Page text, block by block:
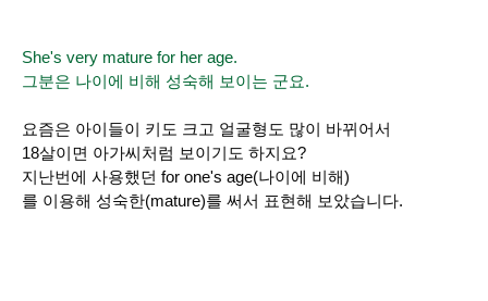
She's very mature for her age.
그분은 나이에 비해 성숙해 보이는 군요.
요즘은 아이들이 키도 크고 얼굴형도 많이 바뀌어서
18살이면 아가씨처럼 보이기도 하지요?
지난번에 사용했던 for one's age(나이에 비해)
를 이용해 성숙한(mature)를 써서 표현해 보았습니다.